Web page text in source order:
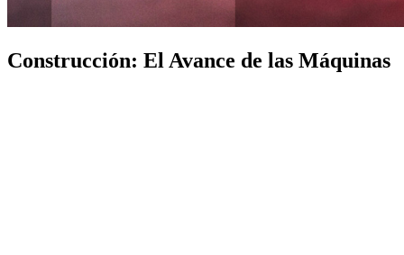
Construcción: El Avance de las Máquinas